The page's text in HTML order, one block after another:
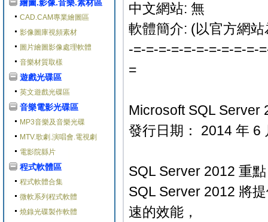
繪圖.影像.音樂.素材區
CAD.CAM專業繪圖區
影像圖庫視頻素材
圖片繪圖影像處理軟體
音樂材質取樣
遊戲光碟區
英文遊戲光碟區
音樂電影光碟區
MP3音樂及音樂光碟
MTV.歌劇.演唱會.電視劇
電影院縣片
程式軟體區
程式軟體合集
微軟系列程式軟體
燒錄光碟製作軟體
中文網站: 無
軟體簡介: (以官方網站
-=-=-=-=-=-=-=-=-=-=-
=
Microsoft SQL Server
發行日期： 2014 年 6
SQL Server 2012 重點
SQL Server 2012 將
速的效能，